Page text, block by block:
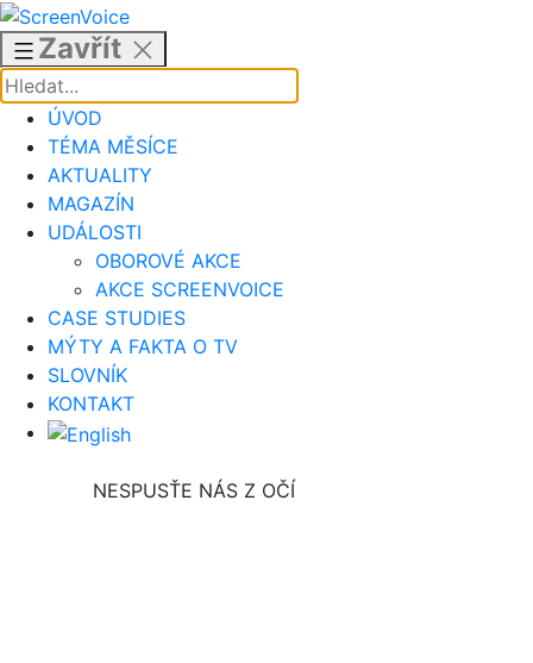
Přejít
obsahu
Zavřít
ÚVOD
TÉMA MĚSÍCE
AKTUALITY
MAGAZÍN
UDÁLOSTI
OBOROVÉ AKCE
AKCE SCREENVOICE
CASE STUDIES
MÝTY A FAKTA O TV
SLOVNÍK
KONTAKT
NESPUSŤE NÁS Z OČÍ